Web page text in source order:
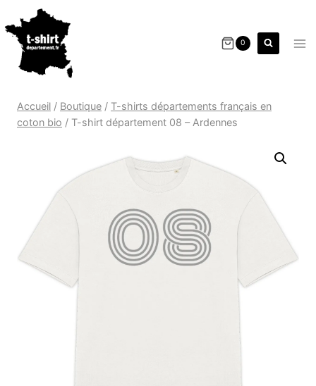
0
Accueil / Boutique / T-shirts départements français en
coton bio / T-shirt département 08 – Ardennes